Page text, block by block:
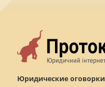
Юридические оговорки